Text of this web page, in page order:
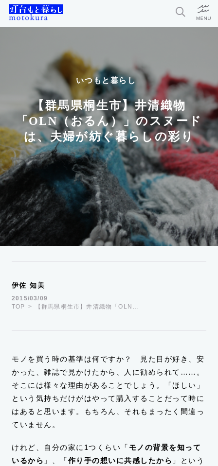
いつもと暮らし
【群馬県桐生市】井清織物
「OLN（おるん）」のスヌード
は、夫婦が紡ぐ暮らしの彩り
伊佐 知美
2015/03/09
TOP
【群馬県桐生市】井清織物「OLN…
モノを買う時の基準は何ですか？ 見た目が好き、安
かった、雑誌で見かけたから、人に勧められて……。
そこには様々な理由があることでしょう。「ほしい」
という気持ちだけがはやって購入することだって時に
はあると思います。もちろん、それもまったく間違っ
ていません。
けれど、自分の家に1つくらい「 モノの背景を知って
いるから 」、「作り手の想いに共感したから 」という
今月の編集部おすすめ
探求者
灯台もと暮らしとは？
お問い合わせ
利用規約
個人情報保護方針
運営会社